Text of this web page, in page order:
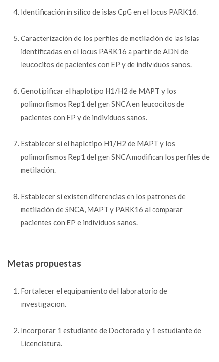
Identificación in silico de islas CpG en el locus PARK16.
Caracterización de los perfiles de metilación de las islas
identificadas en el locus PARK16 a partir de ADN de
leucocitos de pacientes con EP y de individuos sanos.
Genotipificar el haplotipo H1/H2 de MAPT y los
polimorfismos Rep1 del gen SNCA en leucocitos de
pacientes con EP y de individuos sanos.
Establecer si el haplotipo H1/H2 de MAPT y los
polimorfismos Rep1 del gen SNCA modifican los perfiles de
metilación.
Establecer si existen diferencias en los patrones de
metilación de SNCA, MAPT y PARK16 al comparar
pacientes con EP e individuos sanos.
Metas propuestas
Fortalecer el equipamiento del laboratorio de
investigación.
Incorporar 1 estudiante de Doctorado y 1 estudiante de
Licenciatura.